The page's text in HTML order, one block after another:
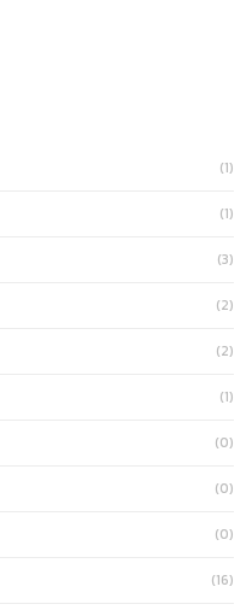
(1)
(1)
(3)
(2)
(2)
(1)
(0)
(0)
(0)
(16)